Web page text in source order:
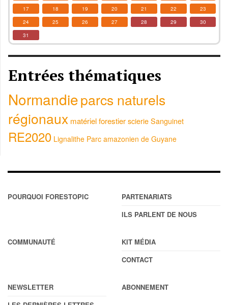
17
18 19 20 21 22
23
24
25 26 27 28 29
30
31
Entrées thématiques
Normandieparcs naturels
régionaux matériel forestier scierie Sanguinet
RE2020 Lignalithe Parc amazonien de Guyane
POURQUOI FORESTOPIC
PARTENARIATS
ILS PARLENT DE NOUS
COMMUNAUTÉ
KIT MÉDIA
CONTACT
NEWSLETTER
ABONNEMENT